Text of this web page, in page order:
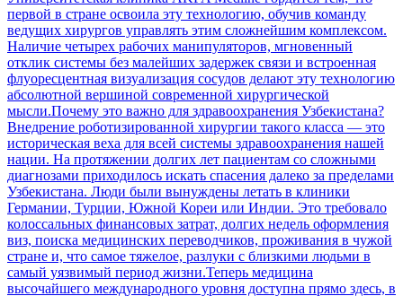
первой в стране освоила эту технологию, обучив команду
ведущих хирургов управлять этим сложнейшим комплексом.
Наличие четырех рабочих манипуляторов, мгновенный
отклик системы без малейших задержек связи и встроенная
флуоресцентная визуализация сосудов делают эту технологию
абсолютной вершиной современной хирургической
мысли.Почему это важно для здравоохранения Узбекистана?
Внедрение роботизированной хирургии такого класса — это
историческая веха для всей системы здравоохранения нашей
нации. На протяжении долгих лет пациентам со сложными
диагнозами приходилось искать спасения далеко за пределами
Узбекистана. Люди были вынуждены летать в клиники
Германии, Турции, Южной Кореи или Индии. Это требовало
колоссальных финансовых затрат, долгих недель оформления
виз, поиска медицинских переводчиков, проживания в чужой
стране и, что самое тяжелое, разлуки с близкими людьми в
самый уязвимый период жизни.Теперь медицина
высочайшего международного уровня доступна прямо здесь, в